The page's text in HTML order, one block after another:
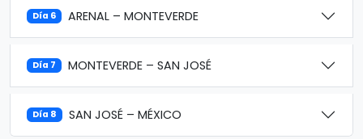
Día 6 ARENAL – MONTEVERDE
Día 7 MONTEVERDE – SAN JOSÉ
Día 8 SAN JOSÉ – MÉXICO